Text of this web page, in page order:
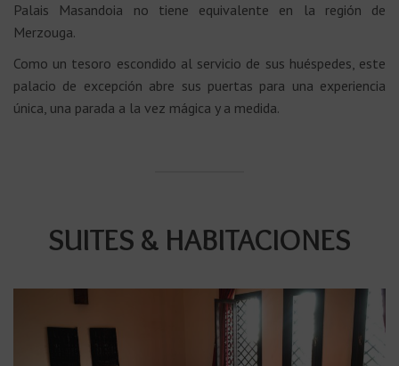
Palais Masandoia no tiene equivalente en la región de
Merzouga.
Como un tesoro escondido al servicio de sus huéspedes, este
palacio de excepción abre sus puertas para una experiencia
única, una parada a la vez mágica y a medida.
SUITES & HABITACIONES